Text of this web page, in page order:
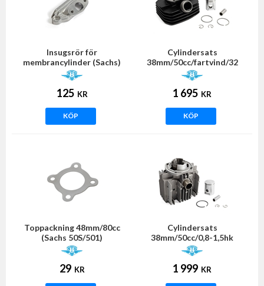
Insugsrör för
membrancylinder (Sachs)
125 KR
KÖP
Cylindersats
38mm/50cc/fartvind/32
(Sachs 50/4 EKF/50S/501)
1 695 KR
KÖP
Toppackning 48mm/80cc
(Sachs 50S/501)
29 KR
Cylindersats
38mm/50cc/0,8-1,5hk
(Sachs 504/505) NTS
1 999 KR